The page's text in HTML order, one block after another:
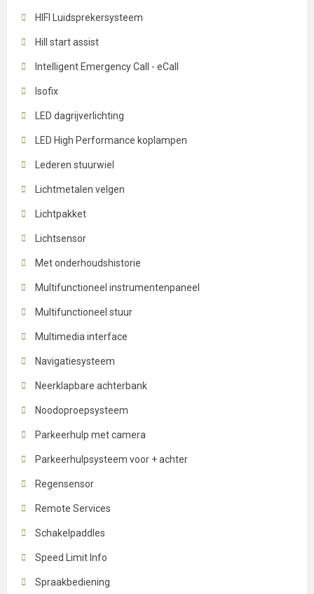
HIFI Luidsprekersysteem
Hill start assist
Intelligent Emergency Call - eCall
Isofix
LED dagrijverlichting
LED High Performance koplampen
Lederen stuurwiel
Lichtmetalen velgen
Lichtpakket
Lichtsensor
Met onderhoudshistorie
Multifunctioneel instrumentenpaneel
Multifunctioneel stuur
Multimedia interface
Navigatiesysteem
Neerklapbare achterbank
Noodoproepsysteem
Parkeerhulp met camera
Parkeerhulpsysteem voor + achter
Regensensor
Remote Services
Schakelpaddles
Speed Limit Info
Spraakbediening